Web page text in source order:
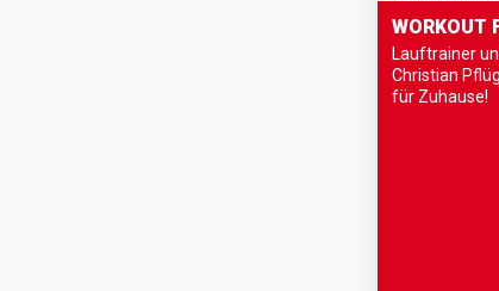
WORKOUT
Lauftrainer
Christian
für Zuhause!